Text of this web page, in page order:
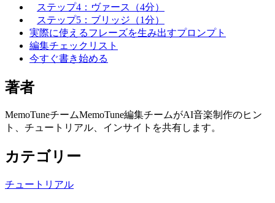
ステップ4：ヴァース（4分）
ステップ5：ブリッジ（1分）
実際に使えるフレーズを生み出すプロンプト
編集チェックリスト
今すぐ書き始める
著者
MemoTuneチームMemoTune編集チームがAI音楽制作のヒン
ト、チュートリアル、インサイトを共有します。
カテゴリー
チュートリアル